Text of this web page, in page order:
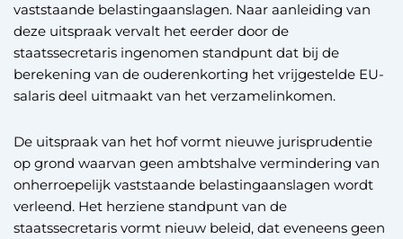
vaststaande belastingaanslagen. Naar aanleiding van
deze uitspraak vervalt het eerder door de
staatssecretaris ingenomen standpunt dat bij de
berekening van de ouderenkorting het vrijgestelde EU-
salaris deel uitmaakt van het verzamelinkomen.
De uitspraak van het hof vormt nieuwe jurisprudentie
op grond waarvan geen ambtshalve vermindering van
onherroepelijk vaststaande belastingaanslagen wordt
verleend. Het herziene standpunt van de
staatssecretaris vormt nieuw beleid, dat eveneens geen